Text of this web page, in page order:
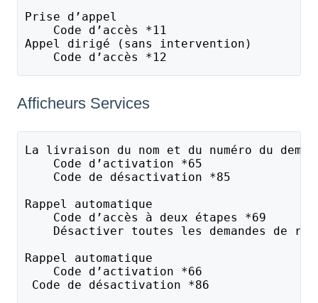
Prise d’appel
    Code d’accès *11
Appel dirigé (sans intervention)
    Code d’accès *12
Afficheurs Services
La livraison du nom et du numéro du
    Code d’activation *65
    Code de désactivation *85
Rappel automatique
    Code d’accès à deux étapes *69
Désactiver toutes les demandes de
Rappel automatique
    Code d’activation *66
Code de désactivation *86